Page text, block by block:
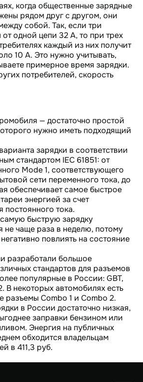
когда общественные зарядные
рядом друг с другом, они
собой. Так, если три
от одной цепи 32 А, то при трех
каждый из них получит
10 А. Это нужно учитывать,
примерное время зарядки.
потребителей, скорость
— достаточно простой
нужно иметь подходящий
зарядки в соответствии
стандартом IEC 61851: от
Mode 1, соответствующего
сети переменного тока, до
обеспечивает самое быстрое
энергией за счет
постоянного тока.
быструю зарядку
не чаще раза в неделю, потому
повлиять на состояние
разработали большое
стандартов для разъемов
популярные в России: GBT,
В некоторых автомобилях есть
разъемы Combo 1 и Combo 2.
в России достаточно низкая,
заправки бензином или
Энергия на публичных
обходится владельцам
в 411,3 руб.